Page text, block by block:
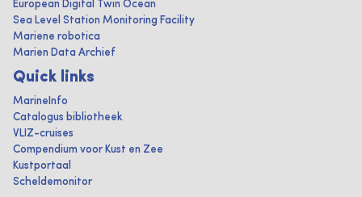
European Digital Twin Ocean
Sea Level Station Monitoring Facility
Mariene robotica
Marien Data Archief
Quick links
MarineInfo
Catalogus bibliotheek
VLIZ-cruises
Compendium voor Kust en Zee
Kustportaal
Scheldemonitor